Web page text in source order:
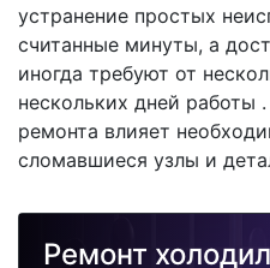
устранение простых
считанные минуты, а
иногда требуют от
нескольких дней работы
ремонта влияет
сломавшиеся узлы и
Ремонт